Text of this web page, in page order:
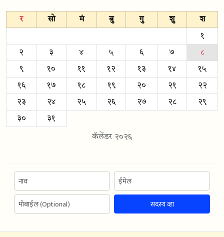
र सो मं बु गु शु श
१
२ ३ ४ ५ ६ ७ ८
९ १० ११ १२ १३ १४ १५
१६ १७ १८ १९ २० २१ २२
२३ २४ २५ २६ २७ २८ २९
३० ३१
कॅलेंडर २०२६
सदस्य व्हा